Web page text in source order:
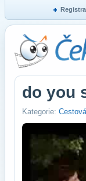
do you
Kategorie: